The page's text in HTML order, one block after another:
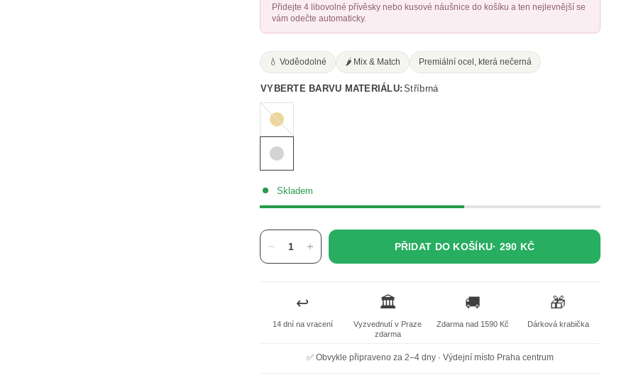
Přidejte 4 libovolné přívěsky nebo kusové náušnice do košíku a ten nejlevnější se
vám odečte automaticky.
💧 Voděodolné 🌶️ Mix & Match Premiální ocel, která nečerná
VYBERTE BARVU MATERIÁLU: Stříbrná
Zlatá
Skladem
PŘIDAT DO KOŠÍKU· 290 KČ
↩️
14 dní na vracení
🏛️
Vyzvednutí v Praze
zdarma
🚚
Zdarma nad 1590 Kč
🎁
Dárková krabička
✅ Obvykle připraveno za 2–4 dny · Výdejní místo Praha centrum